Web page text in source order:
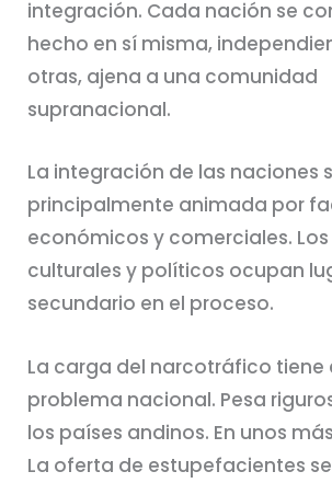
integración. Cada nación se
hecho en sí misma,
otras, ajena a una comunidad
supranacional.
La integración de las naciones
principalmente animada por
económicos y comerciales.
culturales y políticos ocupan
secundario en el proceso.
La carga del narcotráfico tiene
problema nacional. Pesa
los países andinos. En unos
La oferta de estupefacientes